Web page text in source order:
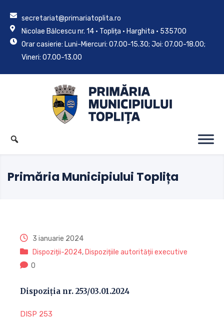
secretariat@primariatoplita.ro
Nicolae Bălcescu nr. 14 • Toplița • Harghita • 535700
Orar casierie: Luni-Miercuri: 07.00-15.30; Joi: 07.00-18.00;
Vineri: 07.00-13.00
Primăria Municipiului Toplița
3 ianuarie 2024
Dispoziții-2024, Dispozițiile autorității executive
0
Dispoziția nr. 253/03.01.2024
DISP 253